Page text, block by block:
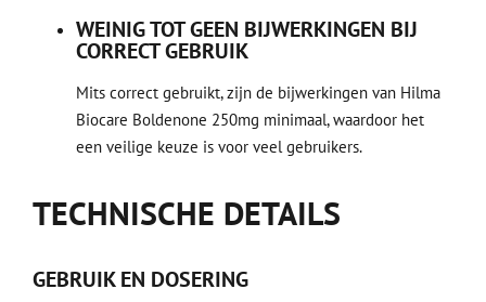
WEINIG TOT GEEN BIJWERKINGEN BIJ
CORRECT GEBRUIK
Mits correct gebruikt, zijn de bijwerkingen van Hilma
Biocare Boldenone 250mg minimaal, waardoor het
een veilige keuze is voor veel gebruikers.
TECHNISCHE DETAILS
GEBRUIK EN DOSERING